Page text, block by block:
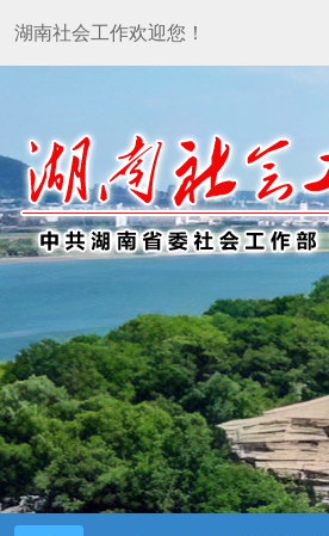
湖南社会工作欢迎您！